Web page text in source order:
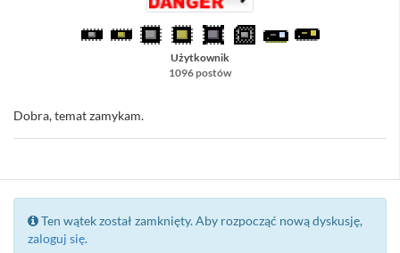
Użytkownik
1096 postów
Dobra, temat zamykam.
Ten wątek został zamknięty. Aby rozpocząć nową dyskusję,
zaloguj się.